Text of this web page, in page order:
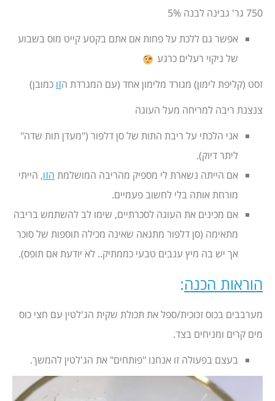
750 גר' גבינה לבנה 5%
אפשר גם ללכת על פחות אם אתם בקטע קייט מוס בשבוע
של ניקוי רעלים כרגע
זסט (קליפת לימון) מגורד מלימון אחד (עם המגרדת הזו כמובן)
צנצנת ריבה למריחה מעל העוגה
אני הלכתי על ריבת התות של סן דלפור ("מעדן תות שדה"
ליתר דיוק).
אם הייתה נשארת לי מספיק מהריבה המושלמת הזו, הייתי
מורחת אותה בלי לחשוב פעמיים.
אם מכינים את העוגה לסכרתיים, שימו לב להשתמש בריבה
מתאימה (סן דלפור מתגאה שאינה מכילה תוספות של סוכר
אך יש בה מיץ ענבים טבעי כממתיק.. לא יודעת אם תופס).
הוראות הכנה:
מערבבים בכוס זכוכית/ספל את תכולת שקית הג'לטין עם חצי כוס
מים קרים ומניחים בצד.
בעצם בפעולה זו אנחנו "פותחים" את הג'לטין להמשך.